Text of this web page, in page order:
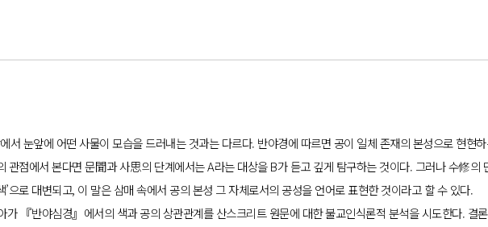
서 눈앞에 어떤 사물이 모습을 드러내는 것과는 다르다. 반야경에 따르면 공이 일체 존재의 본성으로 현현
점에서 본다면 문聞과 사思의 단계에서는 A라는 대상을 B가 듣고 깊게 탐구하는 것이다. 그러나 수修의
로 대변되고, 이 말은 삼매 속에서 공의 본성 그 자체로서의 공성을 언어로 표현한 것이라고 할 수 있다.
『반야심경』에서의 색과 공의 상관관계를 산스크리트 원문에 대한 불교인식론적 분석을 시도한다. 결